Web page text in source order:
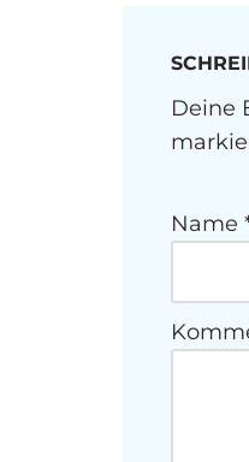
Deine
Name